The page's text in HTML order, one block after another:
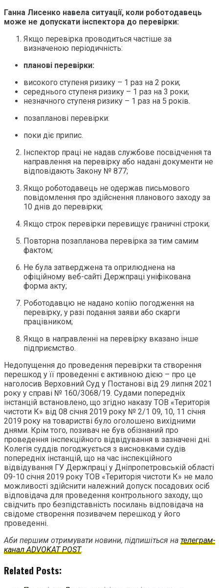
Ганна Лисенко навела ситуації, коли роботодавець
може не допускати інспектора до перевірки:
Якщо перевірка проводиться частіше за
визначеною періодичність:
планові перевірки:
високого ступеня ризику – 1 раз на 2 роки;
середнього ступеня ризику – 1 раз на 3 роки;
незначного ступеня ризику – 1 раз на 5 років.
позапланові перевірки:
поки діє припис.
Інспектор праці не надав службове посвідчення та
направлення на перевірку або надані документи не
відповідають Закону № 877;
Якщо роботодавець не одержав письмового
повідомлення про здійснення планового заходу за
10 днів до перевірки;
Якщо строк перевірки перевищує граничні строки;
Повторна позапланова перевірка за тим самим
фактом;
Не була затверджена та оприлюднена на
офіційному веб-сайті Держпраці уніфікована
форма акту;
Роботодавцю не надано копію погодження на
перевірку, у разі подання заяви або скарги
працівником;
Якщо в направленні на перевірку вказано інше
підприємство.
Недопущення до проведення перевірки та створення
перешкод у її проведенні є активною дією – про це
наголосив Верховний Суд у Постанові від 29 липня 2021
року у справі № 160/3068/19. Судами попередніх
інстанцій встановлено, що згідно наказу ТОВ «Територія
чистоти К» від 08 січня 2019 року № 2/1 09, 10, 11 січня
2019 року на товаристві було оголошено вихідними
днями. Крім того, позивач не був обізнаний про
проведення інспекційного відвідування в зазначені дні.
Колегія суддів погоджується з висновками судів
попередніх інстанцій, що на час інспекційного
відвідування ГУ Держпраці у Дніпропетровській області
09-10 січня 2019 року ТОВ «Територія чистоти К» не мало
можливості здійснити належний допуск посадових осіб
відповідача для проведення контрольного заходу, що
свідчить про безпідставність посилань відповідача на
свідоме створення позивачем перешкод у його
проведенні.
Аби першим отримувати новини, підпишіться на телеграм-
канал ADVOKAT POST.
Related Posts: